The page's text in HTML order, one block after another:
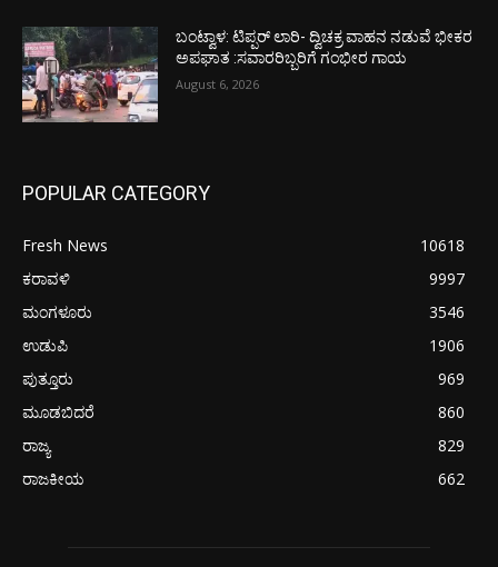
ಬಂಟ್ವಾಳ: ಟಿಪ್ಪರ್ ಲಾರಿ- ದ್ವಿಚಕ್ರ ವಾಹನ ನಡುವೆ ಭೀಕರ
ಅಪಘಾತ :ಸವಾರರಿಬ್ಬರಿಗೆ ಗಂಭೀರ ಗಾಯ
August 6, 2026
POPULAR CATEGORY
Fresh News
10618
ಕರಾವಳಿ
9997
ಮಂಗಳೂರು
3546
ಉಡುಪಿ
1906
ಪುತ್ತೂರು
969
ಮೂಡಬಿದರೆ
860
ರಾಜ್ಯ
829
ರಾಜಕೀಯ
662